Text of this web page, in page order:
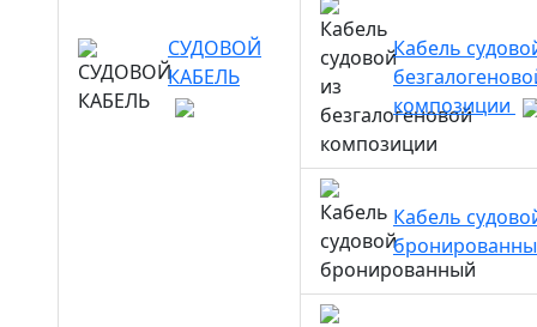
СУДОВОЙ
КАБЕЛЬ
Кабель
композиции
Кабель